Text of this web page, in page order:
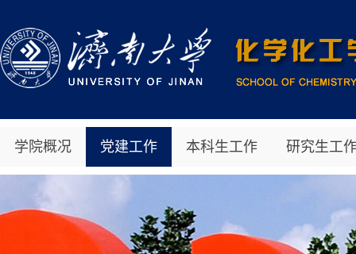
学院概况 党建工作 本科生工作 研究生工